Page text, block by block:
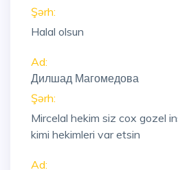
Şərh:
Halal olsun
Ad:
Дилшад Магомедова
Şərh:
Mircelal hekim siz cox gozel
kimi hekimleri var etsin
Ad: